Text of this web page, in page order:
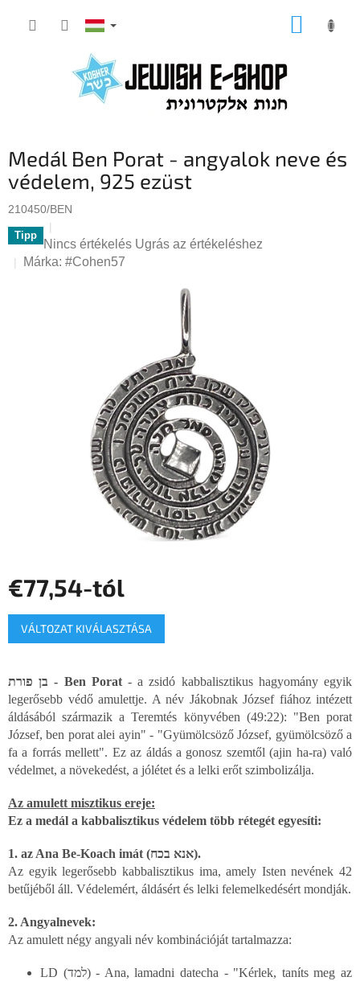
KOSÁR
Medál Ben Porat - angyalok neve és
védelem, 925 ezüst
210450/BEN
Tipp
A
termék
Nincs értékelés Ugrás az értékeléshez
Márka: #Cohen57
€77,54-tól
Egységár:
VÁLTOZAT KIVÁLASZTÁSA
בן פורת - Ben Porat- a zsidó kabbalisztikus hagyomány egyik
legerősebb védő amulettje. A név Jákobnak József fiához intézett
áldásából származik a Teremtés könyvében (49:22): "Ben porat
József, ben porat alei ayin" - "Gyümölcsöző József, gyümölcsöző a
fa a forrás mellett". Ez az áldás a gonosz szemtől (ajin ha-ra) való
védelmet, a növekedést, a jólétet és a lelki erőt szimbolizálja.
Az amulett misztikus ereje:
Ez a medál a kabbalisztikus védelem több rétegét egyesíti:
1. az Ana Be-Koach imát (אנא בכח).
Az egyik legerősebb kabbalisztikus ima, amely Isten nevének 42
betűjéből áll. Védelemért, áldásért és lelki felemelkedésért mondják.
2. Angyalnevek:
Az amulett négy angyali név kombinációját tartalmazza:
LD (למד) - Ana, lamadni datecha - "Kérlek, taníts meg az